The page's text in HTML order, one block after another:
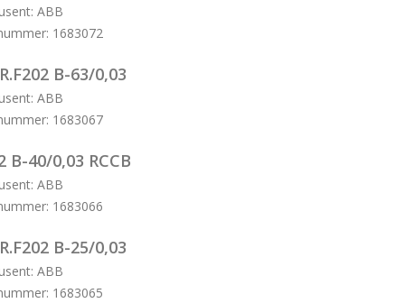
ABB
1683072
B-63/0,03
ABB
1683067
B-40/0,03 RCCB
ABB
1683066
B-25/0,03
ABB
1683065